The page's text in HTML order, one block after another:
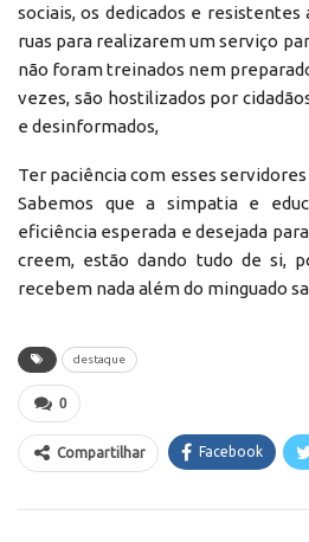
sociais, os dedicados e
ruas para realizarem um serviço
não foram treinados nem
vezes, são hostilizados por
e desinformados,
Ter paciência com esses
Sabemos que a simpatia e
eficiência esperada e desejada
creem, estão dando tudo de si,
recebem nada além do minguado
destaque
0
Compartilhar Facebook